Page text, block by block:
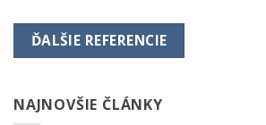
ĎALŠIE REFERENCIE
NAJNOVŠIE ČLÁNKY